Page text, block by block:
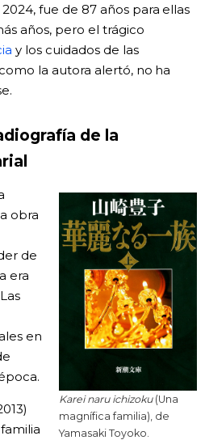
fue de 87 años para ellas
años, pero el trágico
y los cuidados de las
la autora alertó, no ha
de la
Karei naru ichizoku(Una
magnífica familia), de
Yamasaki Toyoko.
obra
de
era
en